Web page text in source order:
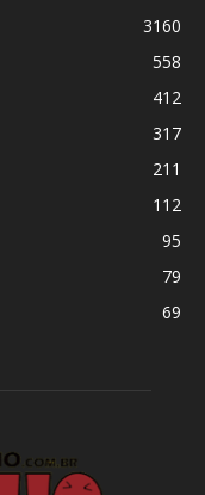
3160
558
412
317
211
112
95
79
69